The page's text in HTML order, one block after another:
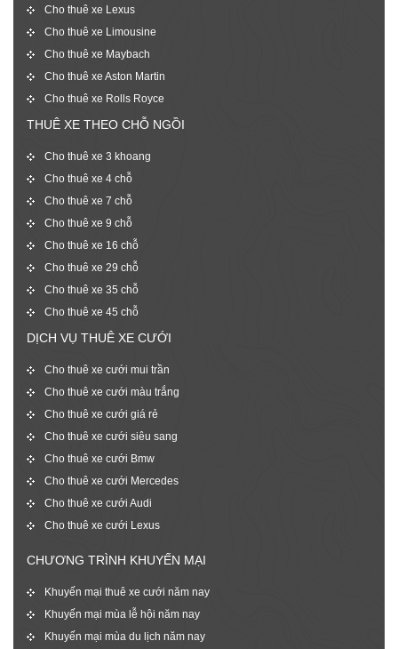
Cho thuê xe Lexus
Cho thuê xe Limousine
Cho thuê xe Maybach
Cho thuê xe Aston Martin
Cho thuê xe Rolls Royce
THUÊ XE THEO CHỖ NGỒI
Cho thuê xe 3 khoang
Cho thuê xe 4 chỗ
Cho thuê xe 7 chỗ
Cho thuê xe 9 chỗ
Cho thuê xe 16 chỗ
Cho thuê xe 29 chỗ
Cho thuê xe 35 chỗ
Cho thuê xe 45 chỗ
DỊCH VỤ THUÊ XE CƯỚI
Cho thuê xe cưới mui trần
Cho thuê xe cưới màu trắng
Cho thuê xe cưới giá rẻ
Cho thuê xe cưới siêu sang
Cho thuê xe cưới Bmw
Cho thuê xe cưới Mercedes
Cho thuê xe cưới Audi
Cho thuê xe cưới Lexus
CHƯƠNG TRÌNH KHUYẾN MẠI
Khuyến mại thuê xe cưới năm nay
Khuyến mại mùa lễ hội năm nay
Khuyến mại mùa du lịch năm nay